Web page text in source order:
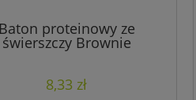
Baton proteinowy ze
świerszczy Brownie
8,33 zł